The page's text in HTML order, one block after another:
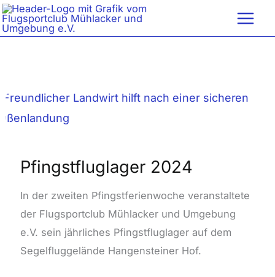
Zum
Inhalt
Pfingstfluglager 2024
In der zweiten Pfingstferienwoche veranstaltete
der Flugsportclub Mühlacker und Umgebung
e.V. sein jährliches Pfingstfluglager auf dem
Segelfluggelände Hangensteiner Hof.
Pfingstfluglager
2024